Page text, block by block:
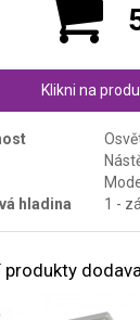
Klikni na
hladina
1 -
produkty